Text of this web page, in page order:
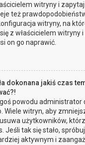
witryny i
też
witryny, na
z właścicielem witryny
on go naprawić.
dokonana jakiś czas
powodu administrator
Wiele witryn, aby
użytkowników,
Jeśli tak się stało,
aktywnym i